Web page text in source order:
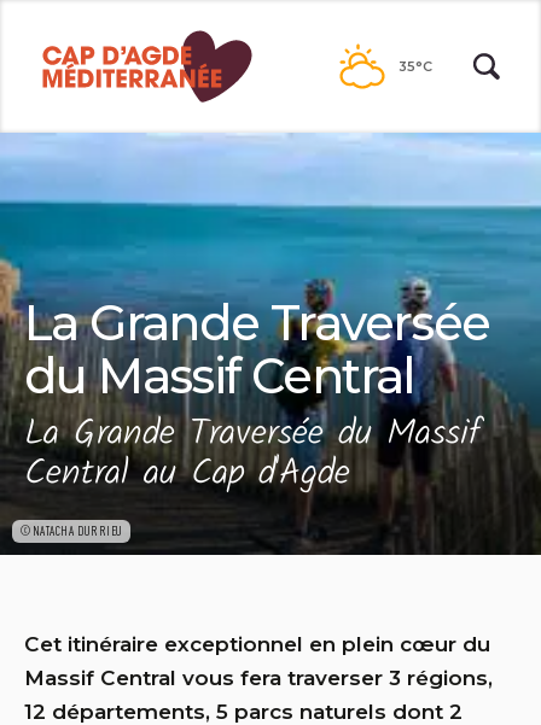
contenu
35°C
©NATACHA DURRIEU
La Grande Traversée
du Massif Central
La Grande Traversée du Massif
Central au Cap d'Agde
Cet itinéraire exceptionnel en plein cœur du
Massif Central vous fera traverser 3 régions,
12 départements, 5 parcs naturels dont 2